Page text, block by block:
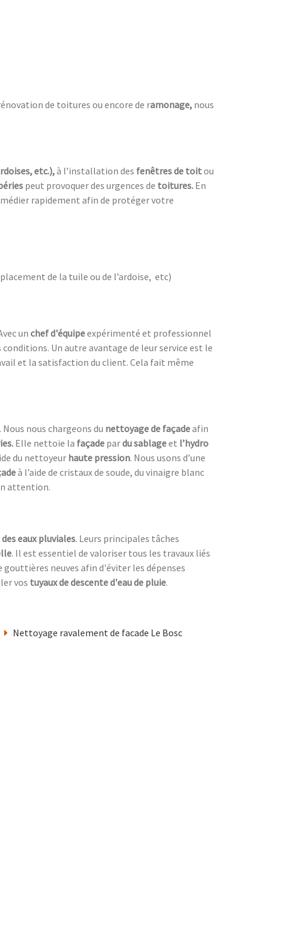
de toitures ou encore de ramonage, nous
etc.),à l’installation des fenêtres de toitou
peut provoquer des urgences de toitures. En
rapidement afin de protéger votre
de la tuile ou de l’ardoise, etc)
un chef d'équipeexpérimenté et professionnel
Un autre avantage de leur service est le
et la satisfaction du client. Cela fait même
nous chargeons du nettoyage de façadeafin
Elle nettoie la façade pardu sablageet l’hydro
du nettoyeur haute pression. Nous usons d’une
à l’aide de cristaux de soude, du vinaigre blanc
attention.
eaux pluviales. Leurs principales tâches
. Il est essentiel de valoriser tous les travaux liés
neuves afin d'éviter les dépenses
vos tuyaux de descente d'eau de pluie.
Nettoyage ravalement de facade Le Bosc